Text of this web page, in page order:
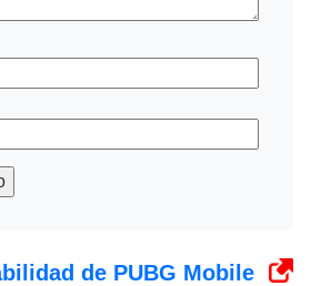
de PUBG Mobile